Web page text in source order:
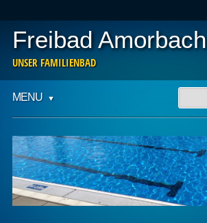
Freibad Amorbach
UNSER FAMILIENBAD
Main menu
content
MENU